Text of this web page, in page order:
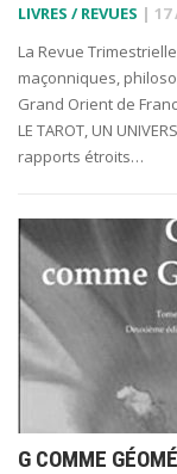
LIVRES / REVUES | 17
La Revue
maçonniques,
Grand Orient de
LE TAROT, UN
rapports étroits…
G COMME